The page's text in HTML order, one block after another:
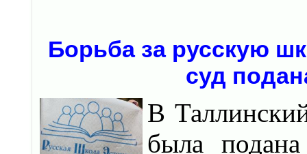
Борьба за русскую
суд
В
была